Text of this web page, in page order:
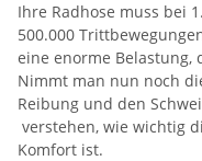
Ihre Radhose muss bei
500.000
eine enorme Belastung,
Nimmt man nun noch
Reibung und den
verstehen, wie wichtig
Komfort ist.